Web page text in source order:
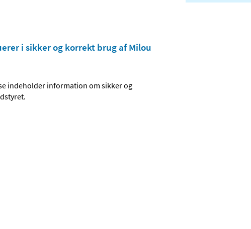
i sikker og korrekt brug af Milou
indeholder information om sikker og